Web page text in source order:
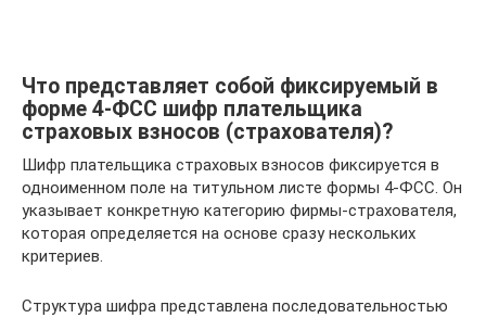
Что представляет собой фиксируемый в
форме 4-ФСС шифр плательщика
страховых взносов (страхователя)?
Шифр плательщика страховых взносов фиксируется в
одноименном поле на титульном листе формы 4-ФСС. Он
указывает конкретную категорию фирмы-страхователя,
которая определяется на основе сразу нескольких
критериев.
Структура шифра представлена последовательностью